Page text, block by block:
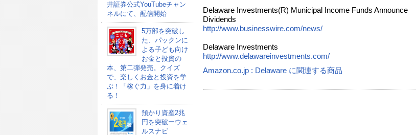
井証券公式YouTubeチャン
ネルにて、配信開始
5万部を突破し
た、パックンに
よる子ども向け
お金と投資の
本、第二弾発売。クイズ
で、楽しくお金と投資を学
ぶ！「稼ぐ力」を身に着け
る！
預かり資産2兆
円を突破ーウェ
ルスナビ
Delaware Investments(R) Municipal Income Funds Announce
Dividends
http://www.businesswire.com/news/
Delaware Investments
http://www.delawareinvestments.com/
Amazon.co.jp : Delaware に関連する商品